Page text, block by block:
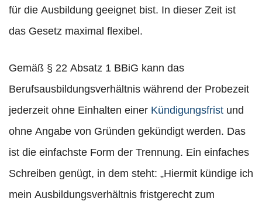
für die Ausbildung geeignet bist. In dieser Zeit ist
das Gesetz maximal flexibel.
Gemäß § 22 Absatz 1 BBiG kann das
Berufsausbildungsverhältnis während der Probezeit
jederzeit ohne Einhalten einer Kündigungsfrist und
ohne Angabe von Gründen gekündigt werden. Das
ist die einfachste Form der Trennung. Ein einfaches
Schreiben genügt, in dem steht: „Hiermit kündige ich
mein Ausbildungsverhältnis fristgerecht zum